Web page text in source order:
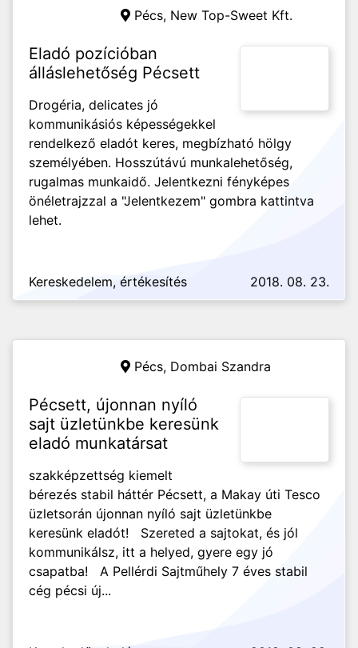
Pécs, New Top-Sweet Kft.
Eladó pozícióban
álláslehetőség Pécsett
Drogéria, delicates jó
kommunikásiós képességekkel
rendelkező eladót keres, megbízható hölgy
személyében. Hosszútávú munkalehetőség,
rugalmas munkaidő. Jelentkezni fényképes
önéletrajzzal a "Jelentkezem" gombra kattintva
lehet.
Kereskedelem, értékesítés 2018. 08. 23.
Pécs, Dombai Szandra
Pécsett, újonnan nyíló
sajt üzletünkbe keresünk
eladó munkatársat
szakképzettség kiemelt
bérezés stabil háttér Pécsett, a Makay úti Tesco
üzletsorán újonnan nyíló sajt üzletünkbe
keresünk eladót! Szereted a sajtokat, és jól
kommunikálsz, itt a helyed, gyere egy jó
csapatba! A Pellérdi Sajtműhely 7 éves stabil
cég pécsi új...